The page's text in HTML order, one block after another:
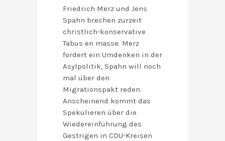
Friedrich Merz und Jens
Spahn brechen zurzeit
christlich-konservative
Tabus en masse. Merz
fordert ein Umdenken in der
Asylpolitik, Spahn will noch
mal über den
Migrationspakt reden.
Anscheinend kommt das
Spekulieren über die
Wiedereinführung des
Gestrigen in CDU-Kreisen